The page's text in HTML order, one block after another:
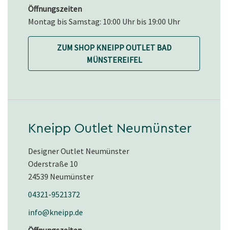
Öffnungszeiten
Montag bis Samstag: 10:00 Uhr bis 19:00 Uhr
ZUM SHOP KNEIPP OUTLET BAD
MÜNSTEREIFEL
Kneipp Outlet Neumünster
Designer Outlet Neumünster
Oderstraße 10
24539 Neumünster
04321-9521372
info@kneipp.de